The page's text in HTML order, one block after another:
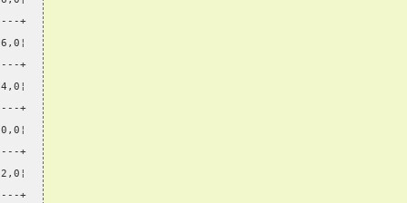
+
+
+
+
+